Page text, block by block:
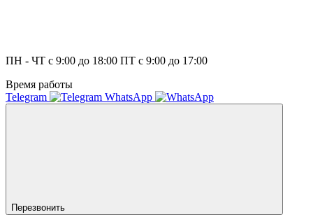
ПН - ЧТ с 9:00 до 18:00 ПТ с 9:00 до 17:00
Время работы
Telegram
WhatsApp
Перезвонить